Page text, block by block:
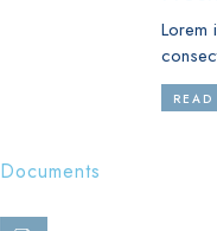
Lorem
READ
Documents